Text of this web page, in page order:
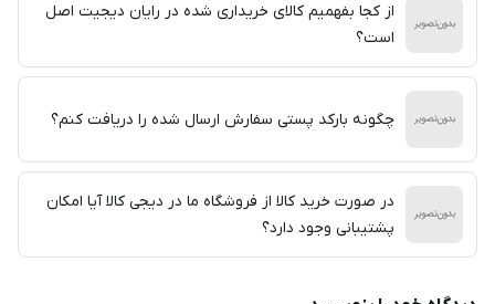
از کجا بفهمیم کالای خریداری شده در رایان دیجیت اصل
است؟
چگونه بارکد پستی سفارش ارسال شده را دریافت کنم؟
در صورت خرید کالا از فروشگاه ما در دیجی کالا آیا امکان
پشتیبانی وجود دارد؟